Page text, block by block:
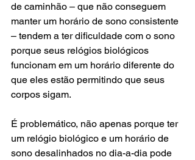
de caminhão – que não conseguem
manter um horário de sono consistente
– tendem a ter dificuldade com o sono
porque seus relógios biológicos
funcionam em um horário diferente do
que eles estão permitindo que seus
corpos sigam.
É problemático, não apenas porque ter
um relógio biológico e um horário de
sono desalinhados no dia-a-dia pode